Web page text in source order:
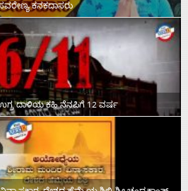
ಕನಕದಾಸರು
ದಾಳಿಯ ಕಹಿ ನೆನಪಿಗೆ 12 ವರ್ಷ